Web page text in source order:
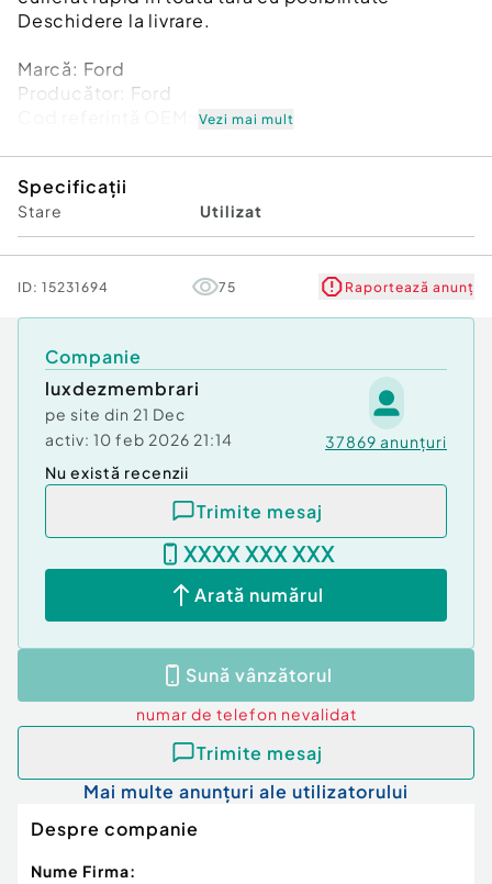
Deschidere la livrare.
Marcă: Ford
Producător: Ford
Cod referinţă OEM: 48939198
Garanție
Vezi mai mult
Specificații
Stare Utilizat
ID: 15231694 75 Raportează anunț
Companie
luxdezmembrari
pe site din 21 Dec
activ: 10 feb 2026 21:14 37869 anunțuri
Nu există recenzii
Trimite mesaj
XXXX XXX XXX
Arată numărul
Sună vânzătorul
numar de telefon nevalidat
Trimite mesaj
Mai multe anunțuri ale utilizatorului
Despre companie
Nume Firma: